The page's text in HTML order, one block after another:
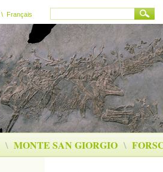
\ Français
\ MONTE SAN GIORGIO \